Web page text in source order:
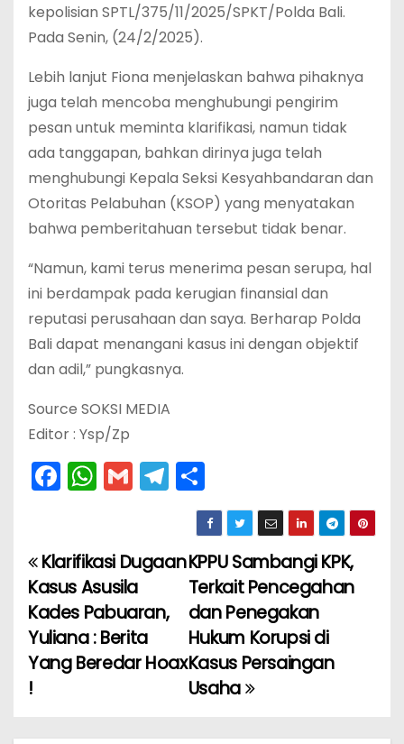
kepolisian SPTL/375/11/2025/SPKT/Polda Bali.
Pada Senin, (24/2/2025).
Lebih lanjut Fiona menjelaskan bahwa pihaknya
juga telah mencoba menghubungi pengirim
pesan untuk meminta klarifikasi, namun tidak
ada tanggapan, bahkan dirinya juga telah
menghubungi Kepala Seksi Kesyahbandaran dan
Otoritas Pelabuhan (KSOP) yang menyatakan
bahwa pemberitahuan tersebut tidak benar.
“Namun, kami terus menerima pesan serupa, hal
ini berdampak pada kerugian finansial dan
reputasi perusahaan dan saya. Berharap Polda
Bali dapat menangani kasus ini dengan objektif
dan adil,” pungkasnya.
Source SOKSI MEDIA
Editor : Ysp/Zp
F
a
e
b
o
o
k
W
h
ts
A
p
p
G
m
l
T
el
gr
m
h
ar
e
N
a
v
i
KPPU Sambangi KPK,
Terkait Pencegahan
dan Penegakan
Hukum Korupsi di
Kasus Persaingan
Usaha
Klarifikasi Dugaan
Kasus Asusila
Kades Pabuaran,
Yuliana : Berita
Yang Beredar Hoax
!